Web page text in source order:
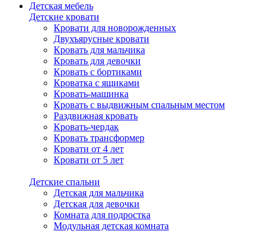
Детская мебель
Детские кровати
Кровати для новорожденных
Двухъярусные кровати
Кровать для мальчика
Кровать для девочки
Кровать с бортиками
Кроватка с ящиками
Кровать-машинка
Кровать с выдвижным спальным местом
Раздвижная кровать
Кровать-чердак
Кровать трансформер
Кровати от 4 лет
Кровати от 5 лет
Детские спальни
Детская для мальчика
Детская для девочки
Комната для подростка
Модульная детская комната